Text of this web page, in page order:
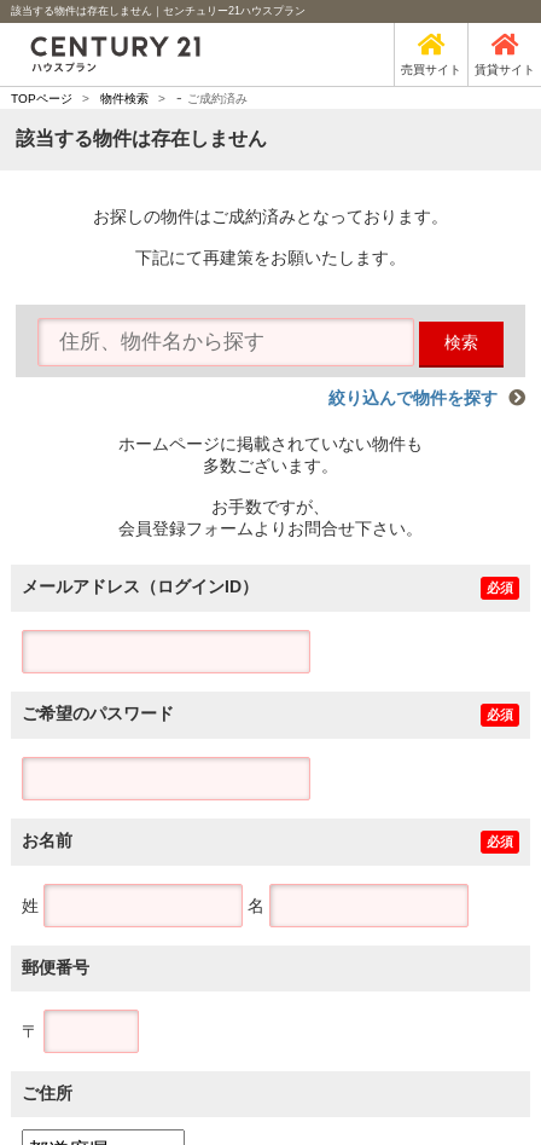
該当する物件は存在しません｜センチュリー21ハウスプラン
売買サイト 賃貸サイト
TOPページ > 物件検索 > - ご成約済み
該当する物件は存在しません
お探しの物件はご成約済みとなっております。
下記にて再建策をお願いたします。
検索
絞り込んで物件を探す
ホームページに掲載されていない物件も
多数ございます。
お手数ですが、
会員登録フォームよりお問合せ下さい。
メールアドレス（ログインID） 必須
ご希望のパスワード 必須
お名前 必須
姓 名
郵便番号
〒
ご住所